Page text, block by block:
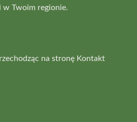
w Twoim regionie.
na stronę Kontakt